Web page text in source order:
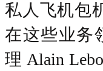
私人飞机包
在这些业务
理 Alain